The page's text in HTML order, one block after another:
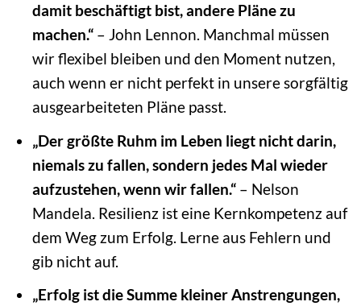
damit beschäftigt bist, andere Pläne zu
machen.“– John Lennon. Manchmal müssen
wir flexibel bleiben und den Moment nutzen,
auch wenn er nicht perfekt in unsere sorgfältig
ausgearbeiteten Pläne passt.
„Der größte Ruhm im Leben liegt nicht darin,
niemals zu fallen, sondern jedes Mal wieder
aufzustehen, wenn wir fallen.“– Nelson
Mandela. Resilienz ist eine Kernkompetenz auf
dem Weg zum Erfolg. Lerne aus Fehlern und
gib nicht auf.
„Erfolg ist die Summe kleiner Anstrengungen,